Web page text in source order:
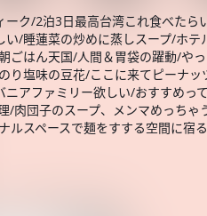
ク/2泊3日最高台湾これ食べたら
/睡蓮菜の炒めに蒸しスープ/ホテ
ごはん天国/人間＆胃袋の躍動/や
り塩味の豆花/ここに来てピーナ
アファミリー欲しい/おすすめっ
肉団子のスープ、メンマめっちゃ
スペースで麺をすする空間に宿